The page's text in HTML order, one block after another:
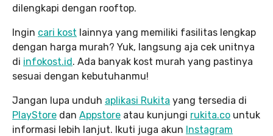
dilengkapi dengan rooftop.
Ingin cari kost lainnya yang memiliki fasilitas lengkap
dengan harga murah? Yuk, langsung aja cek unitnya
di infokost.id. Ada banyak kost murah yang pastinya
sesuai dengan kebutuhanmu!
Jangan lupa unduh aplikasi Rukita yang tersedia di
PlayStore dan Appstore atau kunjungi rukita.co untuk
informasi lebih lanjut. Ikuti juga akun Instagram